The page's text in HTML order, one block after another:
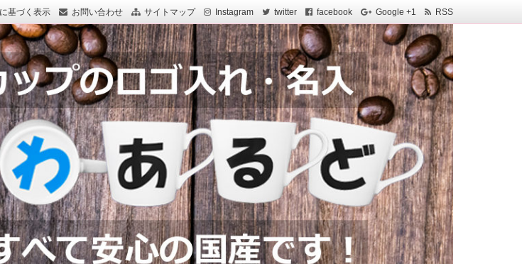
基づく表示 お問い合わせ サイトマップ Instagram twitter facebook Google +1 RSS
.com